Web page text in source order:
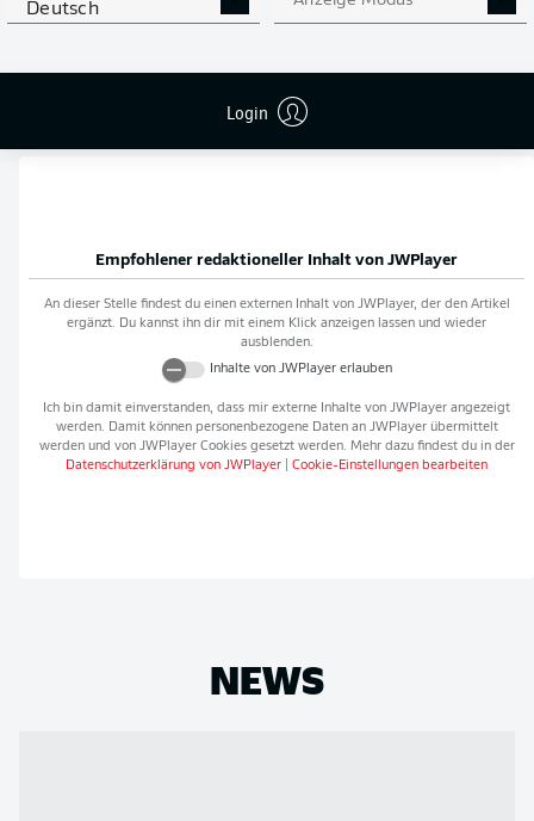
Deutsch
Login APP STORE
Empfohlener redaktioneller Inhalt von JWPlayer
An dieser Stelle findest du einen externen Inhalt von JWPlayer, der den Artikel
ergänzt. Du kannst ihn dir mit einem Klick anzeigen lassen und wieder
ausblenden.
Inhalte von JWPlayererlauben
Ich bin damit einverstanden, dass mir externe Inhalte von JWPlayer angezeigt
werden. Damit können personenbezogene Daten an JWPlayerübermittelt
werden und von JWPlayerCookies gesetzt werden. Mehr dazu findest du in der
Datenschutzerklärung von JWPlayer Cookie-Einstellungen bearbeiten
NEWS